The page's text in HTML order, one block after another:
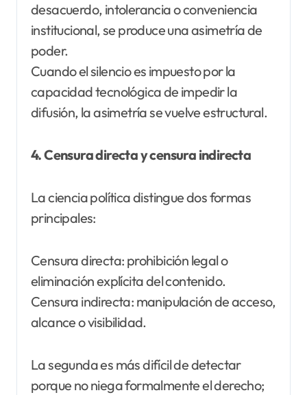
desacuerdo, intolerancia o conveniencia
institucional, se produce una asimetría de
poder.
Cuando el silencio es impuesto por la
capacidad tecnológica de impedir la
difusión, la asimetría se vuelve estructural.
4. Censura directa y censura indirecta
La ciencia política distingue dos formas
principales:
Censura directa: prohibición legal o
eliminación explícita del contenido.
Censura indirecta: manipulación de acceso,
alcance o visibilidad.
La segunda es más difícil de detectar
porque no niega formalmente el derecho;